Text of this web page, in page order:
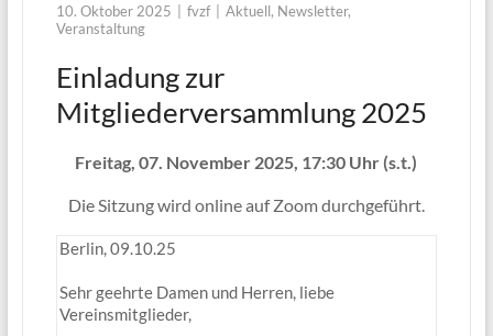
10. Oktober 2025 fvzf Aktuell, Newsletter,
Veranstaltung
Einladung zur
Mitgliederversammlung 2025
Freitag, 07. November 2025, 17:30 Uhr (s.t.)
Die Sitzung wird online auf Zoom durchgeführt.
Berlin, 09.10.25
Sehr geehrte Damen und Herren, liebe
Vereinsmitglieder,